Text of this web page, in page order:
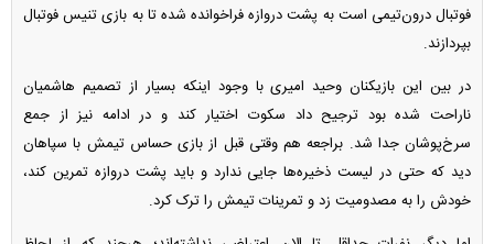
فوتبال درون‌تیمی است به پشت دروازه فراخوانده شده تا به بازی تنیس فوتبال
بپردازند.
در بین این بازیکنان وحید امیری با وجود اینکه بسیار از تصمیم هاشمیان
ناراحت شده بود ترجیح داد سکوت اختیار کند و در ادامه نیز از جمع
سرخ‌پوشان جدا شد. براجعه هم وقتی قبل از بازی حساس تیمش با سپاهان
دید که حتی در لیست ذخیره‌ها جایی ندارد و باید پشت دروازه تمرین کند،
خودش را به مصدومیت زد و تمرینات تیمش را ترک کرد.